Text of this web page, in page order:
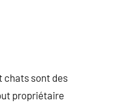
chats sont des
propriétaire